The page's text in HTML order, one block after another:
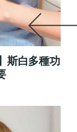
斯白多種功